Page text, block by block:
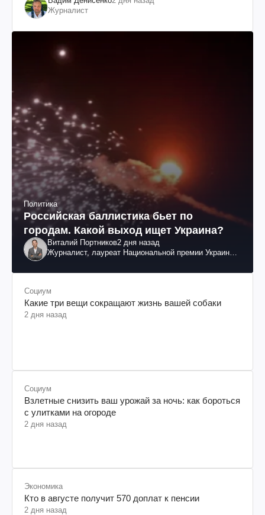
Журналист
Политика
Российская баллистика бьет по
городам. Какой выход ищет Украина?
Виталий Портников2 дня назад
Журналист, лауреат Национальной премии Украины
Социум
Какие три вещи сокращают жизнь вашей собаки
2 дня назад
Социум
Взлетные снизить ваш урожай за ночь: как бороться
с улитками на огороде
2 дня назад
Экономика
Кто в августе получит 570 доплат к пенсии
2 дня назад